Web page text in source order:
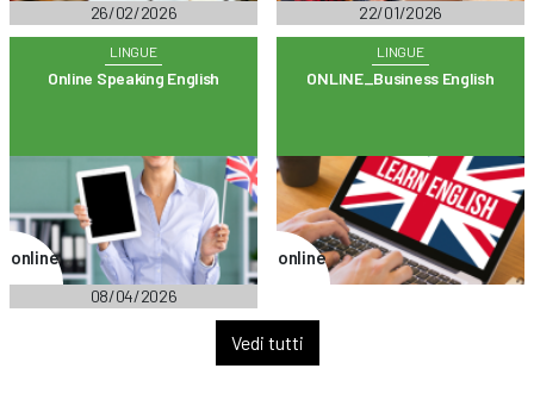
26/02/2026 22/01/2026
LINGUE
Online Speaking English
08/04/2026
online
LINGUE
ONLINE_Business English
online
Vedi tutti